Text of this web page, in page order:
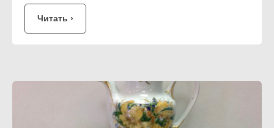
Читать ›